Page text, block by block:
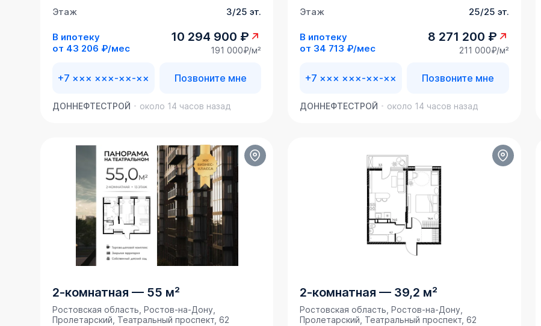
Этаж
3/25 эт.
В ипотеку
от 43 206 ₽/мес
10 294 900 ₽
191 000₽/м²
+7 ××× ×××-××-×× Позвоните мне
ДОННЕФТЕСТРОЙ около 14 часов назад
Этаж
25/25 эт.
В ипотеку
от 34 713 ₽/мес
8 271 200 ₽
211 000₽/м²
+7 ××× ×××-××-×× Позвоните мне
ДОННЕФТЕСТРОЙ около 14 часов назад
2-комнатная — 55 м²
Ростовская область, Ростов-на-Дону,
Пролетарский, Театральный проспект, 62
2-комнатная — 39,2 м²
Ростовская область, Ростов-на-Дону,
Пролетарский, Театральный проспект, 62